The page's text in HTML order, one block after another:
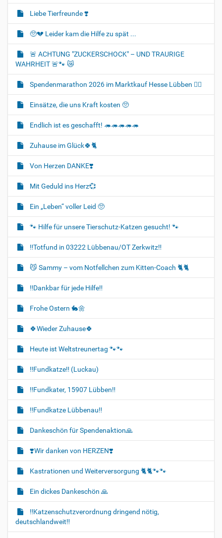
Liebe Tierfreunde ❣️
🥺💔 Leider kam die Hilfe zu spät ...
🚨 ACHTUNG "ZUCKERSCHOCK" – UND TRAURIGE
WAHRHEIT 🚨🐾 😿
Spendenmarathon 2026 im Marktkauf Hesse Lübben 👍🏻
Einsätze, die uns Kraft kosten 🥺
Endlich ist es geschafft! 🦔🦔🦔🦔🦔
Zuhause im Glück🍀🐈‍
Von Herzen DANKE❣️
Mit Geduld ins Herz💞
Ein „Leben“ voller Leid 🥺
🐾 Hilfe für unsere Tierschutz-Katzen gesucht! 🐾
‼️Totfund in 03222 Lübbenau/OT Zerkwitz‼️
😼 Sammy – vom Notfellchen zum Kitten-Coach 🐈🐈‍
‼️Dankbar für jede Hilfe‼️
Frohe Ostern 🐇🌼
🍀Wieder Zuhause🍀
Heute ist Weltstreunertag 🐾🐾
‼️Fundkatze‼️ (Luckau)
‼️Fundkater, 15907 Lübben‼️
‼️Fundkatze Lübbenau‼️
Dankeschön für Spendenaktion🙏
❣️Wir danken von HERZEN❣️
Kastrationen und Weiterversorgung 🐈‍🐈🐾🐾
Ein dickes Dankeschön 🙏
‼️Katzenschutzverordnung dringend nötig,
deutschlandweit‼️